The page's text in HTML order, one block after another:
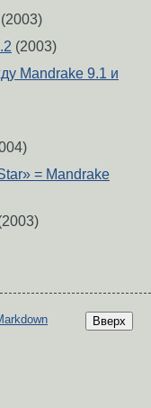
(2003)
(2003)
Mandrake 9.1 и
= Mandrake
Вверх